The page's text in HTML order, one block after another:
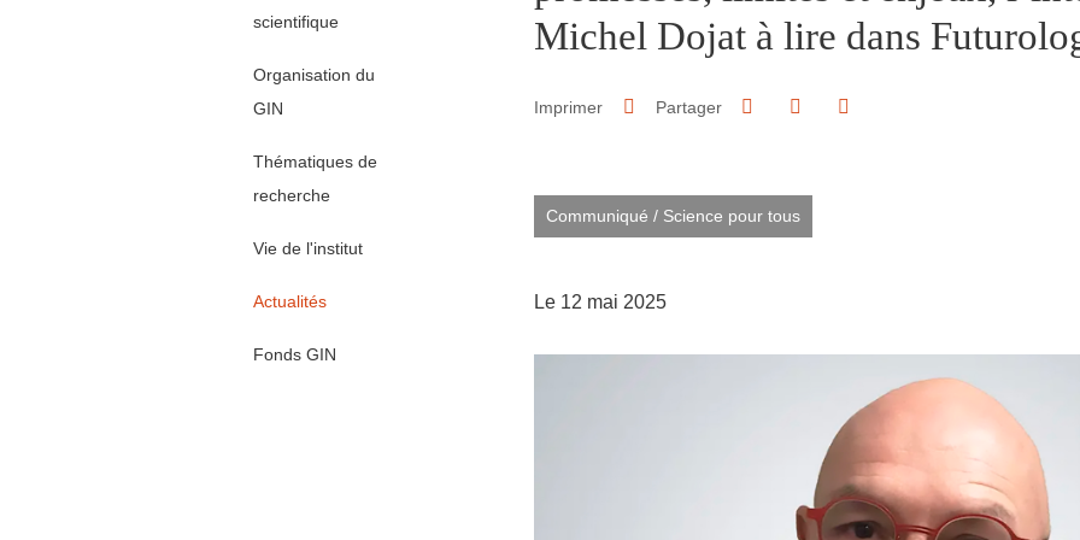
scientifique
Organisation du
GIN
Thématiques de
recherche
Vie de l'institut
Actualités
Fonds GIN
Michel Dojat à lire dans
Imprimer Partager Partager sur Facebook
Partager sur LinkedIn
Communiqué / Science pour tous
Le 12 mai 2025